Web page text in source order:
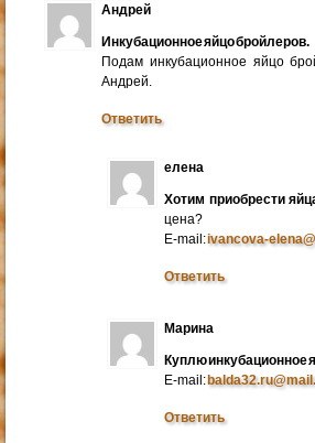
Андрей
Инкубационное яйцо бройлеров.
Подам инкубационное яйцо
Андрей.
Ответить
елена
Хотим приобрести
цена?
E-mail:ivancova-
Ответить
Марина
Куплю инкубационное
E-mail:
Ответить